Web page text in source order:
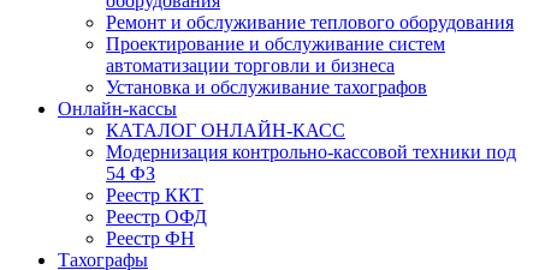
Ремонт и обслуживание теплового оборудования
Проектирование и обслуживание систем
автоматизации торговли и бизнеса
Установка и обслуживание тахографов
Онлайн-кассы
КАТАЛОГ ОНЛАЙН-КАСС
Модернизация контрольно-кассовой техники под
54 ФЗ
Реестр ККТ
Реестр ОФД
Реестр ФН
Тахографы